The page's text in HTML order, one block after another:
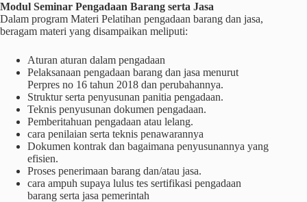
Modul Seminar Pengadaan Barang serta Jasa
Dalam program Materi Pelatihan pengadaan barang dan jasa,
beragam materi yang disampaikan meliputi:
Aturan aturan dalam pengadaan
Pelaksanaan pengadaan barang dan jasa menurut
Perpres no 16 tahun 2018 dan perubahannya.
Struktur serta penyusunan panitia pengadaan.
Teknis penyusunan dokumen pengadaan.
Pemberitahuan pengadaan atau lelang.
cara penilaian serta teknis penawarannya
Dokumen kontrak dan bagaimana penyusunannya yang
efisien.
Proses penerimaan barang dan/atau jasa.
cara ampuh supaya lulus tes sertifikasi pengadaan
barang serta jasa pemerintah